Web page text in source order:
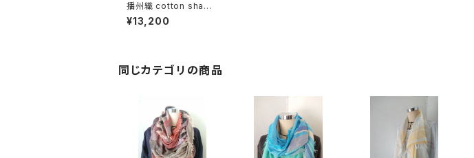
播州織 cotton shawl
__ border 220-120
海霧BG
¥13,200
同じカテゴリの商品